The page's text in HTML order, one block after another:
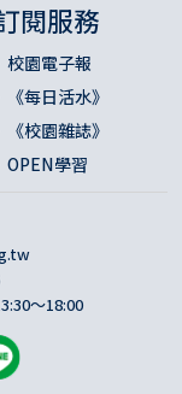
閱服務
校園電子報
《每日活水》
《校園雜誌》
OPEN學習
～18:00